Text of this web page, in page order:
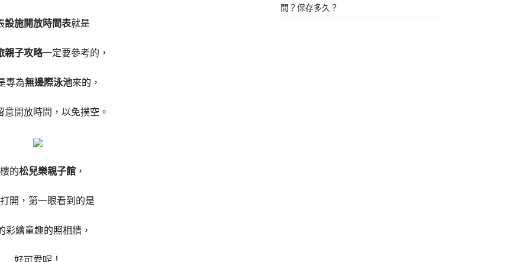
設施開放時間表就是
親子攻略一定要參考的，
專為無邊際泳池來的，
意開放時間，以免撲空。
的松兒樂親子館 ，
開，第一眼看到的是
彩繪童趣的照相牆，
好可愛呢！
間？保存多久？